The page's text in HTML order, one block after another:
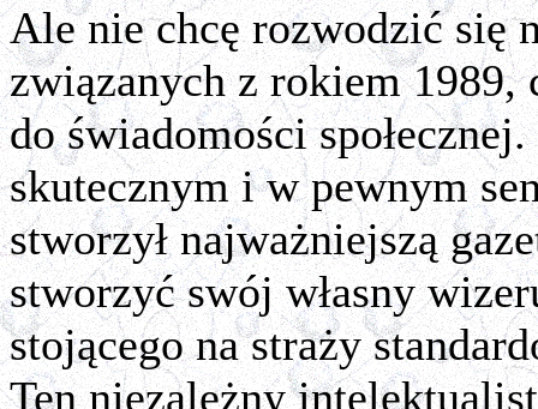
Ale nie chcę rozwodzić się
związanych z rokiem 1989,
do świadomości
skutecznym i w pewnym
stworzył najważniejszą
stworzyć swój własny
stojącego na straży
Ten niezależny